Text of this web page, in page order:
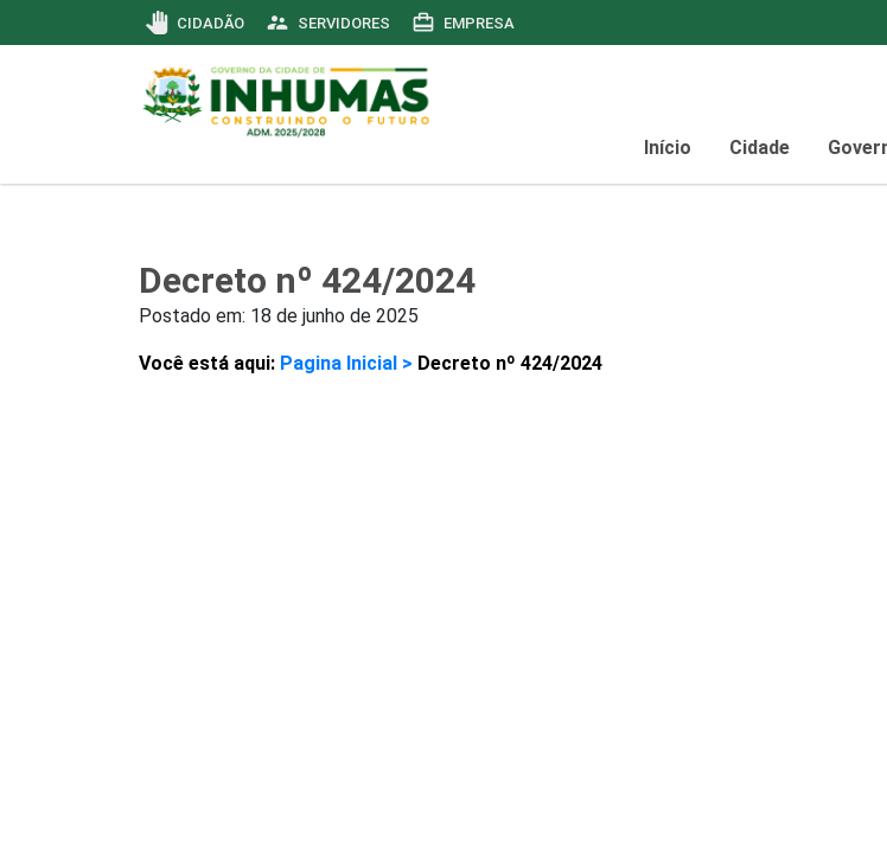
pan_tool CIDADÃO supervisor_account SERVIDORES card_travel EMPRESA
Início Cidade
Decreto nº 424/2024
Postado em: 18 de junho de 2025
Você está aqui: Pagina Inicial > Decreto nº 424/2024